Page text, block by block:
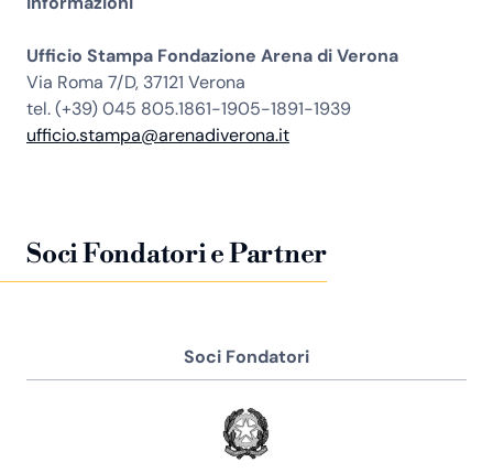
Ufficio Stampa Fondazione Arena di Verona
Via Roma 7/D, 37121 Verona
tel. (+39) 045 805.1861-1905-1891-1939
ufficio.stampa@arenadiverona.it
Soci Fondatori e Partner
Soci Fondatori